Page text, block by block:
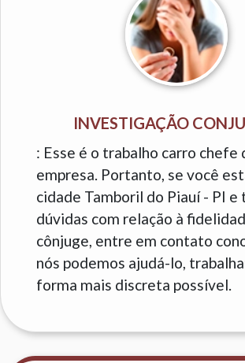
INVESTIGAÇÃO
: Esse é o trabalho carro chefe
empresa. Portanto, se você
cidade Tamboril do Piauí - PI e
dúvidas com relação à
cônjuge, entre em contato
nós podemos ajudá-lo,
forma mais discreta possível.